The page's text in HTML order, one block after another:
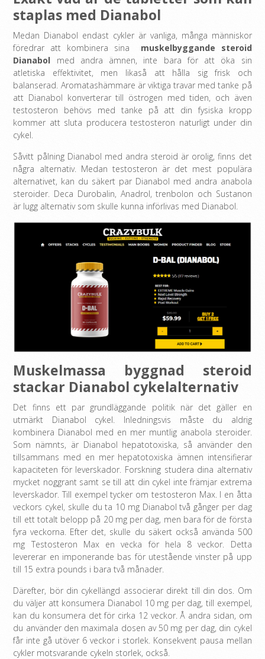
staplas med Dianabol
Medan Dianabol endast cykler är vanliga, många människor
föredrar att kombinera sina muskelbyggande steroid
Dianabol med andra ämnen, inte bara för att öka sin
atletiska effektivitet, men likaså att hålla sig frisk och
balanserad. Aromatashämmare är viktiga travar med tanke på
att Dianabol konverterar till östrogen med tiden, och även
testosteron behövs med tanke på att din fysiska kropp
kommer att sluta producera testosteron naturligt under din
cykel.
Såvitt pålning Dianabol med andra steroid är orolig, finns det
några alternativ. Medan testosteron är det mest populära
alternativet, kan du säkert par Dianabol med andra anabola
steroider. Deca Durobalin, Anadrol, trenbolon och Sustanon
är lugg alternativ som skulle kunna införlivas med Dianabol.
Muskelmassa byggnad steroid
stackar Dianabol cykelalternativ
Det finns ett par grundläggande politik när det gäller en
utmärkt Dianabol cykel. Inledningsvis måste du aldrig
kombinera Dianabol med en mer muntlig anabola steroider.
Som nämnts, är Dianabol hepatotoxiska, så använder den
tillsammans med en mer hepatotoxiska ämnen intensifierar
kapaciteten för leverskador. Forskning studera dina alternativ
mycket noggrant samt se till att din cykel inte främjar extrema
leverskador. Till exempel tycker om testosteron Max. I en åtta
veckors cykel, skulle du ta 10 mg Dianabol två gånger per dag
till ett totalt belopp på 20 mg per dag, men bara för de första
fyra veckorna. Efter det, skulle du säkert också använda 500
mg Testosteron Max en vecka för hela 8 veckor. Detta
levererar en imponerande bas för utestående vinster på upp
till 15 extra pounds i bara två månader.
Därefter, bör din cykellängd associerar direkt till din dos. Om
du väljer att konsumera Dianabol 10 mg per dag, till exempel,
kan du konsumera det för cirka 12 veckor. Å andra sidan, om
du använder den maximala dosen av 50 mg per dag, din cykel
får inte gå utöver 6 veckor i storlek. Konsekvent pausa mellan
cykler motsvarande cykeln storlek, också.